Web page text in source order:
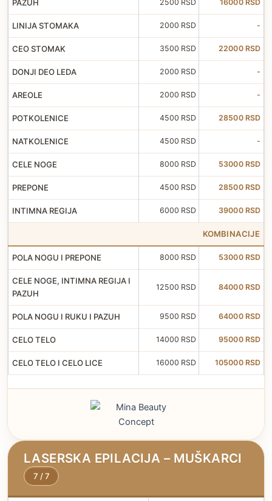
PAZUH 2500 RSD 16000 RSD
LINIJA STOMAKA 2000 RSD -
CEO STOMAK 3500 RSD 22000 RSD
DONJI DEO LEDA 2000 RSD -
AREOLE 2000 RSD -
POTKOLENICE 4500 RSD 28500 RSD
NATKOLENICE 4500 RSD -
CELE NOGE 8000 RSD 53000 RSD
PREPONE 4500 RSD 28500 RSD
INTIMNA REGIJA 6000 RSD 39000 RSD
KOMBINACIJE
POLA NOGU I PREPONE 8000 RSD 53000 RSD
CELE NOGE, INTIMNA REGIJA I
PAZUH
12500 RSD 84000 RSD
POLA NOGU I RUKU I PAZUH 9500 RSD 64000 RSD
CELO TELO 14000 RSD 95000 RSD
CELO TELO I CELO LICE 16000 RSD 105000 RSD
LASERSKA EPILACIJA – MUŠKARCI
7 / 7